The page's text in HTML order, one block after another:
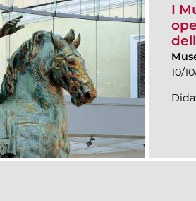
I
10/